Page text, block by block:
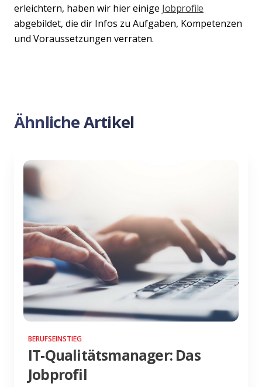
erleichtern, haben wir hier einige Jobprofile
abgebildet, die dir Infos zu Aufgaben, Kompetenzen
und Voraussetzungen verraten.
Ähnliche Artikel
BERUFSEINSTIEG
IT-Qualitätsmanager: Das
Jobprofil